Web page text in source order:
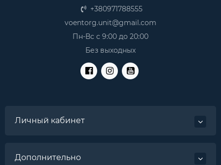
+380971788555
voentorg.unit@gmail.com
Пн-Вс с 9:00 до 20:00
Без выходных
Личный кабинет
Дополнительно